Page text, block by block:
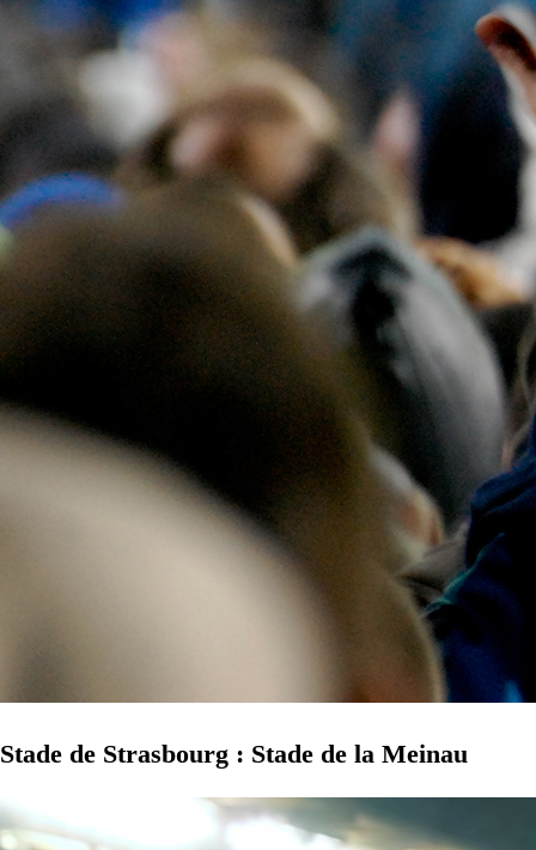
Stade de Strasbourg : Stade de la Meinau